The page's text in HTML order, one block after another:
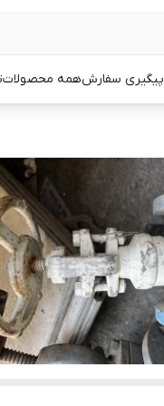
پیگیری سفارشهمه محصولات